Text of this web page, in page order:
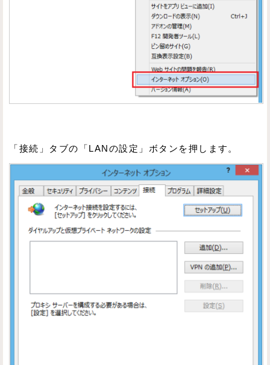
「接続」タブの「LANの設定」ボタンを押します。